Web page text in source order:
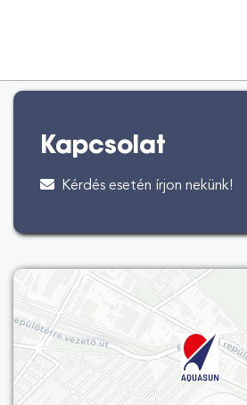
Kapcsolat
Kérdés esetén írjon nekünk!